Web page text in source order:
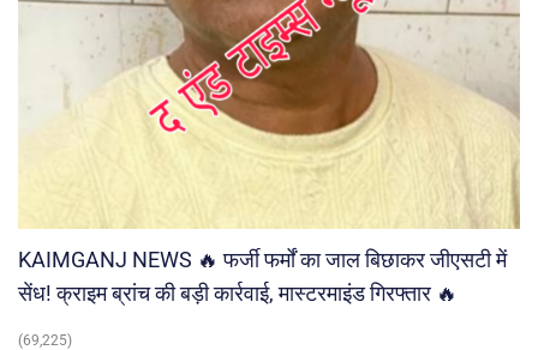
KAIMGANJ NEWS 🔥 फर्जी फर्मों का जाल बिछाकर जीएसटी में
सेंध! क्राइम ब्रांच की बड़ी कार्रवाई, मास्टरमाइंड गिरफ्तार 🔥
(69,225)